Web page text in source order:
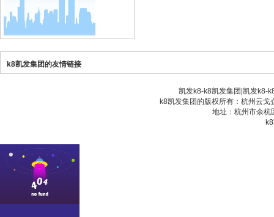
k8凯发集团的友情链接
凯发k8-k8凯发集团 凯发k8-
k8凯发集团的版权所有：杭州云
地址：杭州市余杭